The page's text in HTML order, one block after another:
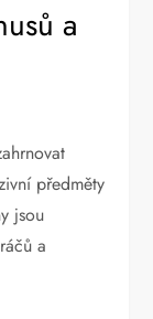
a
předměty
jsou
a